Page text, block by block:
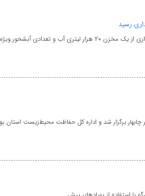
رسید
و تعدادی آبشخور ویژه ح
برگزار شد و اداره کل حفاظت محیط‌زیست استان بو